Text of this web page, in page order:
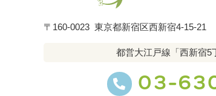
〒160-0023 東京都新宿区西新宿4-15-21
都営大江戸線「西新宿5
03-